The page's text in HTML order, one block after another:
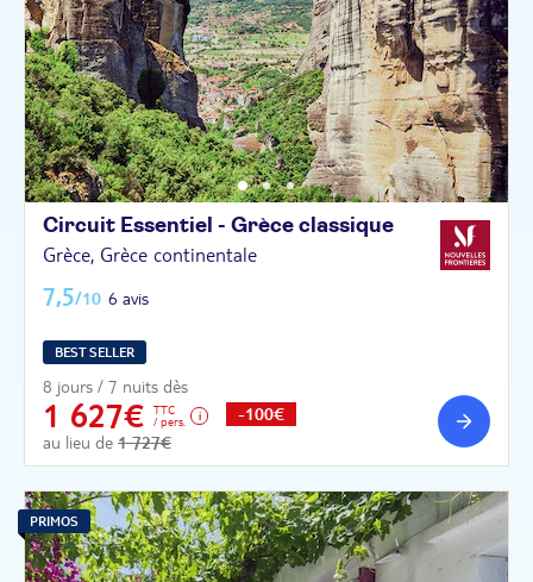
Circuit Essentiel - Grèce classique
Grèce, Grèce continentale
7,5/10 6 avis
BEST SELLER
8 jours / 7 nuits dès
1 627€
TTC
/ pers.
au lieu de 1 727€
-100€
PRIMOS